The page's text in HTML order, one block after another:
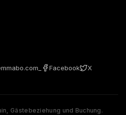
Facebook
X
Gästebeziehung und Buchung.